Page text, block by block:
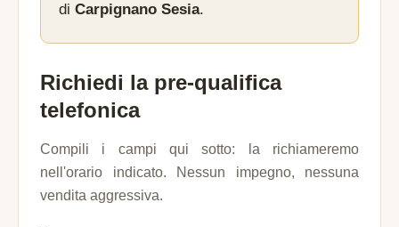
di Carpignano Sesia.
Richiedi la pre-qualifica
telefonica
Compili i campi qui sotto: la richiameremo
nell'orario indicato. Nessun impegno, nessuna
vendita aggressiva.